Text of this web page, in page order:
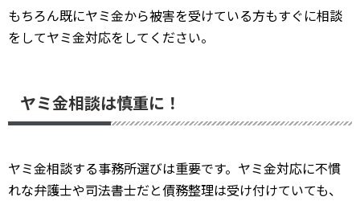
もちろん既にヤミ金から被害を受けている方もすぐに相談
をしてヤミ金対応をしてください。
ヤミ金相談は慎重に！
ヤミ金相談する事務所選びは重要です。ヤミ金対応に不慣
れな弁護士や司法書士だと債務整理は受け付けていても、